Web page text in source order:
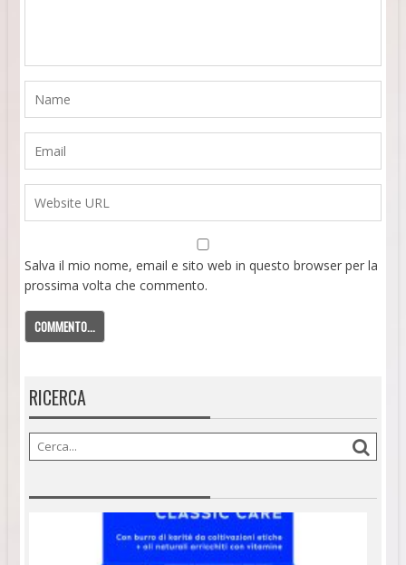
Salva il mio nome, email e sito web in questo browser per la
prossima volta che commento.
RICERCA